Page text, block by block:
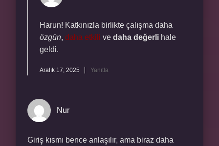
Harun! Katkınızla birlikte çalışma daha
özgün, daha etkili ve daha değerli hale
geldi.
Aralık 17, 2025 Yanıtla
Nur
Giriş kısmı bence anlaşılır, ama biraz daha